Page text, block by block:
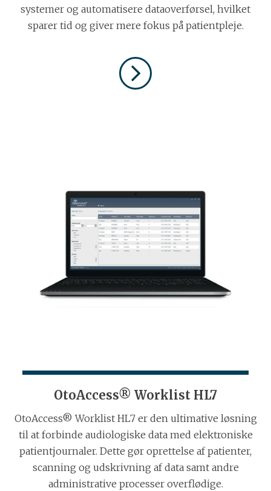
systemer og automatisere dataoverførsel, hvilket
sparer tid og giver mere fokus på patientpleje.
OtoAccess® Worklist HL7
OtoAccess® Worklist HL7 er den ultimative løsning
til at forbinde audiologiske data med elektroniske
patientjournaler. Dette gør oprettelse af patienter,
scanning og udskrivning af data samt andre
administrative processer overflødige.